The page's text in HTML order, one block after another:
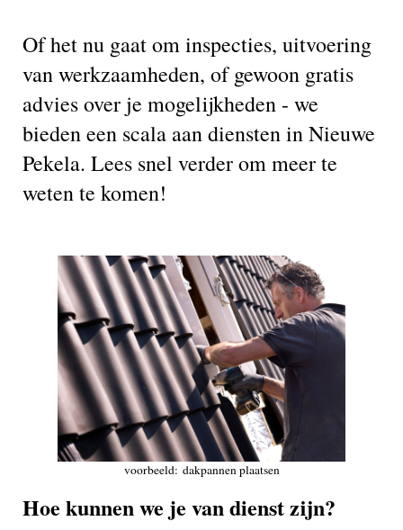
Of het nu gaat om inspecties, uitvoering
van werkzaamheden, of gewoon gratis
advies over je mogelijkheden - we
bieden een scala aan diensten in Nieuwe
Pekela. Lees snel verder om meer te
weten te komen!
voorbeeld: dakpannen plaatsen
Hoe kunnen we je van dienst zijn?